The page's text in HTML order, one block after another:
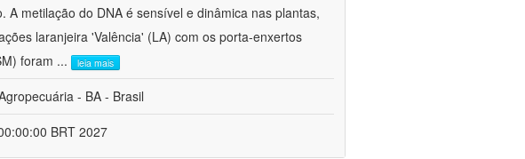
metilação do DNA é sensível e dinâmica nas plantas,
laranjeira 'Valência' (LA) com os porta-enxertos
foram ... leia mais
- BA - Brasil
BRT 2027